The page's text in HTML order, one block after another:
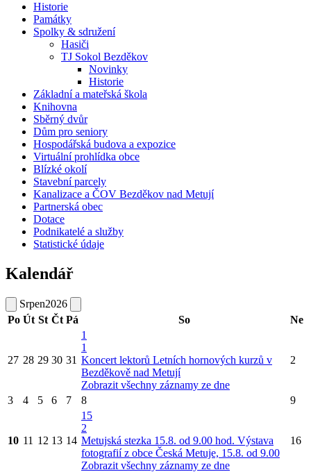
Historie
Památky
Spolky & sdružení
Hasiči
TJ Sokol Bezděkov
Novinky
Historie
Základní a mateřská škola
Knihovna
Sběrný dvůr
Dům pro seniory
Hospodářská budova a expozice
Virtuální prohlídka obce
Blízké okolí
Stavební parcely
Kanalizace a ČOV Bezděkov nad Metují
Partnerská obec
Dotace
Podnikatelé a služby
Statistické údaje
Kalendář
Srpen2026
Po Út St Čt Pá So Ne
27 28 29 30 31
1
1
Koncert lektorů Letních hornových kurzů v
Bezděkově nad Metují
Zobrazit všechny záznamy ze dne
2
3 4 5 6 7 8 9
10 11 12 13 14
15
2
Metujská stezka 15.8. od 9.00 hod. Výstava
fotografií z obce Česká Metuje, 15.8. od 9.00
Zobrazit všechny záznamy ze dne
16